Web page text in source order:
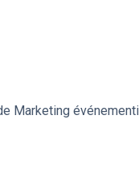
Marketing